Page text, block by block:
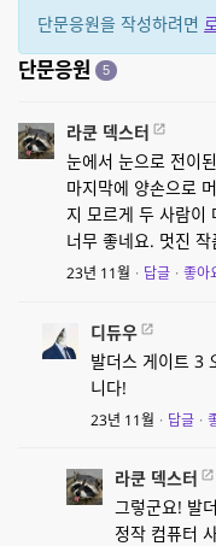
단문응원을 작성하려면
단문응원 5
라쿤 덱스터
눈에서 눈으로 전이
마지막에 양손으로
지 모르게 두 사람이
너무 좋네요. 멋진
23년 11월 · 답글 · 좋아
디듀우
발더스 게이트 3
니다!
23년 11월 · 답글 ·
라쿤 덱스터
그렇군요! 발
정작 컴퓨터